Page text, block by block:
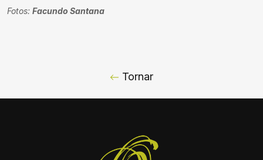
Fotos: Facundo Santana
Tornar